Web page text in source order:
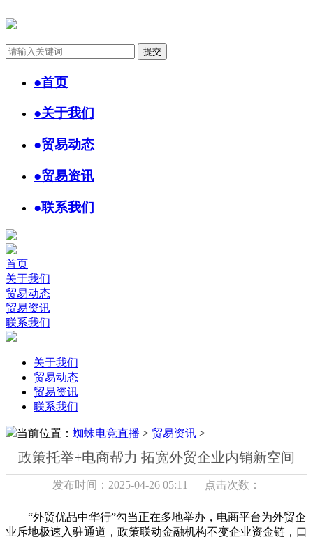
●首页
●关于我们
●贸易动态
●贸易资讯
●联系我们
首页
关于我们
贸易动态
贸易资讯
联系我们
关于我们
贸易动态
贸易资讯
联系我们
当前位置： 蜘蛛电竞直播 > 贸易资讯 >
政策托举+电商帮力 拓宽外贸企业内销新空间
发布时间：2025-04-26 05:11 点击次数：
“外贸优品中华行”勾当正在多地举办，电商平台为外贸企
业斥地极速入驻通道，政策联动金融机构不变企业资金链，口